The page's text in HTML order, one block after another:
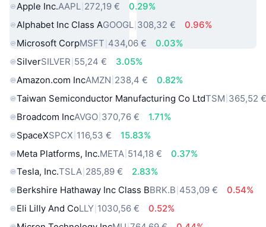
Apple Inc.AAPL 272,19 €
0.29%
Alphabet Inc Class AGOOGL 308,32 €
0.96%
Microsoft CorpMSFT 434,06 €
0.03%
SilverSILVER 55,24 €
3.05%
Amazon.com IncAMZN 238,4 €
0.82%
Taiwan Semiconductor Manufacturing Co LtdTSM 365,52
Broadcom IncAVGO 370,76 €
1.71%
SpaceXSPCX 116,53 €
15.83%
Meta Platforms, Inc.META 514,18 €
0.37%
Tesla, Inc.TSLA 285,89 €
2.83%
Berkshire Hathaway Inc Class BBRK.B 453,09 €
0.54%
Eli Lilly And CoLLY 1030,56 €
0.52%